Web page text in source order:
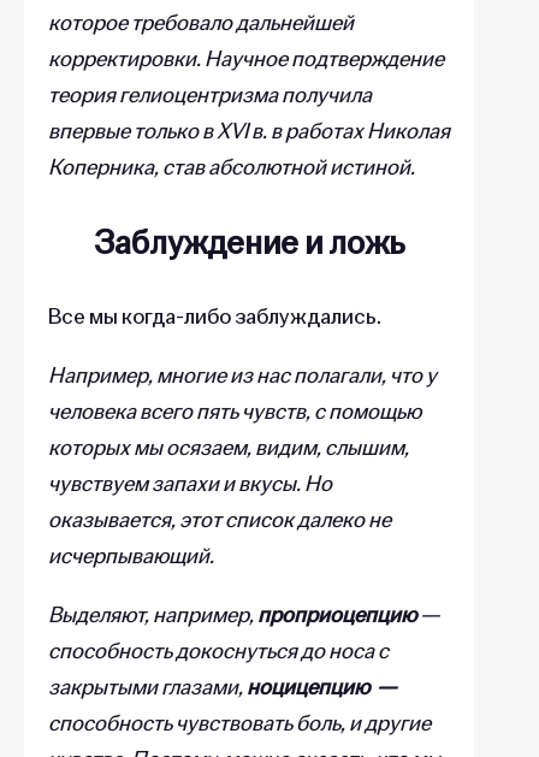
которое требовало дальнейшей
корректировки. Научное подтверждение
теория гелиоцентризма получила
впервые только в XVI в. в работах Николая
Коперника, став абсолютной истиной.
Заблуждение и ложь
Все мы когда-либо заблуждались.
Например, многие из нас полагали, что у
человека всего пять чувств, с помощью
которых мы осязаем, видим, слышим,
чувствуем запахи и вкусы. Но
оказывается, этот список далеко не
исчерпывающий.
Выделяют, например,проприоцепцию—
способность докоснуться до носа с
закрытыми глазами,ноцицепцию —
способность чувствовать боль, и другие